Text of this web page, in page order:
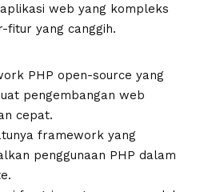
web yang kompleks
fitur yang canggih.
PHP open-source yang
pengembangan web
cepat.
framework yang
penggunaan PHP dalam